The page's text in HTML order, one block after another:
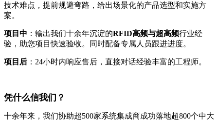
技术难点，提前规避弯路，给出场景化的产品选型和实施方
案。
项目中 ：输出我们十余年沉淀的RFID高频与超高频行业经
验，助您项目快速验收。同时配备专属人员跟进进度。
项目后 ：24小时内响应售后，直接对话经验丰富的工程师。
凭什么信我们？
十余年来，我们协助超500家系统集成商成功落地超800个中大